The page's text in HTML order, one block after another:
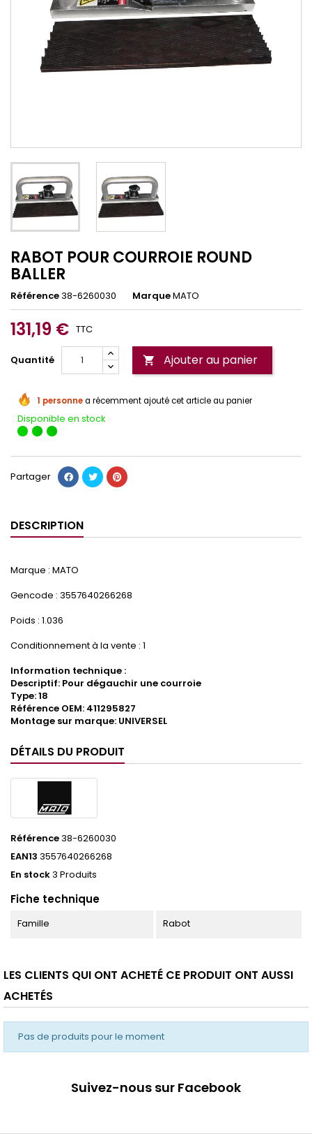
RABOT POUR COURROIE ROUND
BALLER
Référence38-6260030 MarqueMATO
131,19 € TTC
Quantité  Ajouter au panier
1 personnea récemment ajouté cet article au panier
Disponible en stock
Partager
DESCRIPTION
Marque : MATO
Gencode : 3557640266268
Poids : 1.036
Conditionnement à la vente : 1
Information technique :
Descriptif: Pour dégauchir une courroie
Type: 18
Référence OEM: 411295827
Montage sur marque: UNIVERSEL
DÉTAILS DU PRODUIT
Référence38-6260030
EAN13 3557640266268
En stock3 Produits
Fiche technique
Famille Rabot
LES CLIENTS QUI ONT ACHETÉ CE PRODUIT ONT AUSSI
ACHETÉS
Pas de produits pour le moment
Suivez-nous sur Facebook